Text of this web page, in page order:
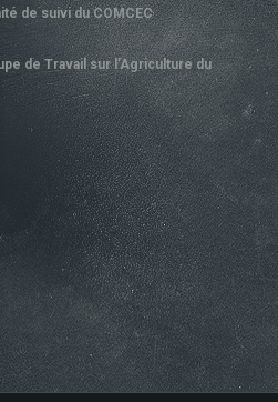
de suivi du COMCEC
de Travail sur l’Agriculture du